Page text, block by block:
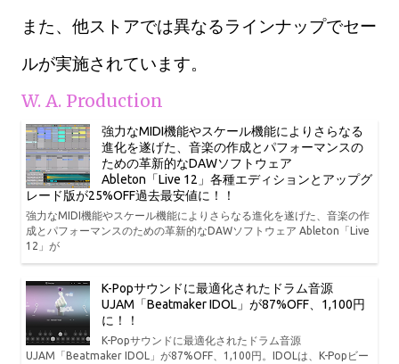
また、他ストアでは異なるラインナップでセー
ルが実施されています。
W. A. Production
強力なMIDI機能やスケール機能によりさらなる
進化を遂げた、音楽の作成とパフォーマンスの
ための革新的なDAWソフトウェア
Ableton「Live 12」各種エディションとアップグ
レード版が25%OFF過去最安値に！！
強力なMIDI機能やスケール機能によりさらなる進化を遂げた、音楽の作
成とパフォーマンスのための革新的なDAWソフトウェア Ableton「Live
12」が
K-Popサウンドに最適化されたドラム音源
UJAM「Beatmaker IDOL」が87%OFF、1,100円
に！！
K-Popサウンドに最適化されたドラム音源
UJAM「Beatmaker IDOL」が87%OFF、1,100円。IDOLは、K-Popビー